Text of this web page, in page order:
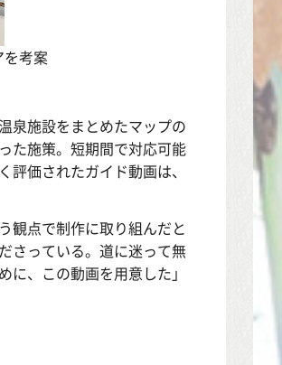
考案
泉施設をまとめたマップの
た施策。短期間で対応可能
価されたガイド動画は、
観点で制作に取り組んだと
さっている。道に迷って無
、この動画を用意した」